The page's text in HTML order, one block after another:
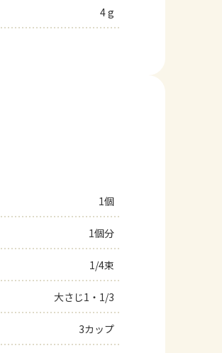
4 g
1個
1個分
1/4束
大さじ1・1/3
3カップ